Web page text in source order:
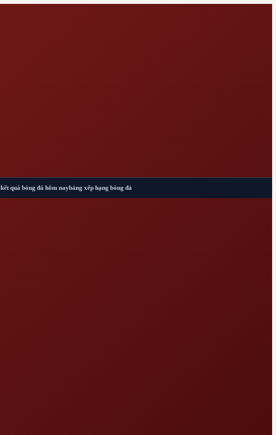
kết quả bóng đá hôm naybảng xếp hạng bóng đá